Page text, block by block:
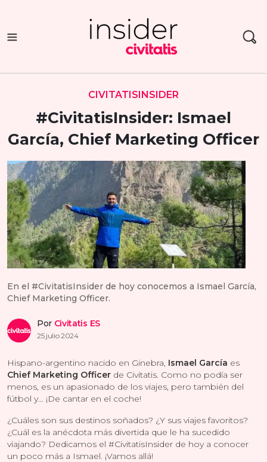
contenido
CIVITATISINSIDER
#CivitatisInsider: Ismael
García, Chief Marketing Officer
En el #CivitatisInsider de hoy conocemos a Ismael García,
Chief Marketing Officer.
Por Civitatis ES
25 julio 2024
Hispano-argentino nacido en Ginebra, Ismael García es
Chief Marketing Officer de Civitatis. Como no podía ser
menos, es un apasionado de los viajes, pero también del
fútbol y… ¡De cantar en el coche!
¿Cuáles son sus destinos soñados? ¿Y sus viajes favoritos?
¿Cuál es la anécdota más divertida que le ha sucedido
viajando? Dedicamos el #CivitatisInsider de hoy a conocer
un poco más a Ismael. ¡Vamos allá!